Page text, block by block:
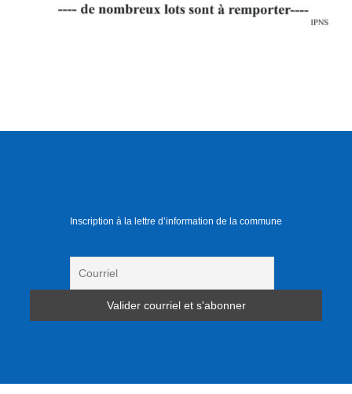
Inscription à la lettre d’information de la commune